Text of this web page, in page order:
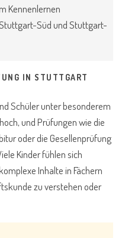
Kennenlernen
Süd und Stuttgart-
IN STUTTGART
Schüler unter besonderem
und Prüfungen wie die
oder die Gesellenprüfung
Kinder fühlen sich
Inhalte in Fächern
zu verstehen oder